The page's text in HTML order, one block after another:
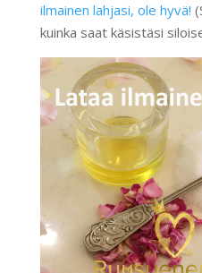
ilmainen lahjasi, ole hyvä!
kuinka saat käsistäsi